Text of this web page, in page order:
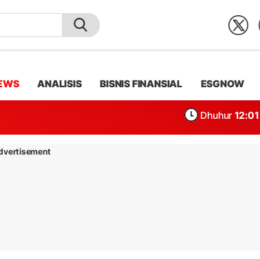
ANALISIS BISNIS FINANSIAL ESGNOW
Dhuhur